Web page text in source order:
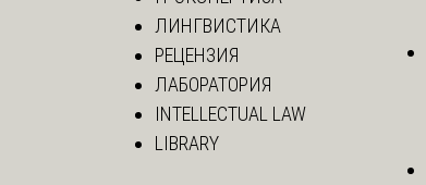
ЛИНГВИСТИКА
РЕЦЕНЗИЯ
ЛАБОРАТОРИЯ
INTELLECTUAL LAW
LIBRARY